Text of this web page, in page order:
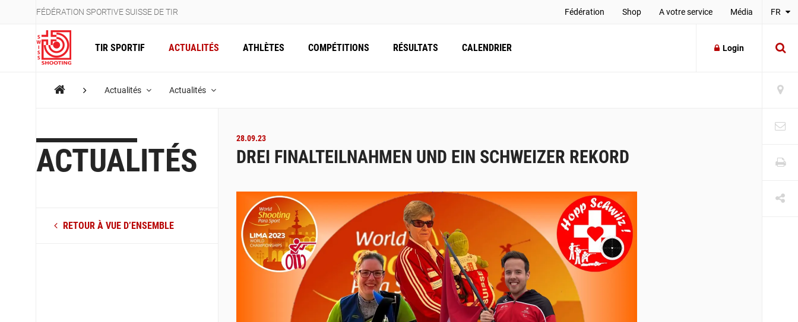
FÉDÉRATION SPORTIVE SUISSE DE TIR Fédération Shop A votre service Média FR
TIR SPORTIF ACTUALITÉS ATHLÈTES COMPÉTITIONS RÉSULTATS CALENDRIER Login
Actualités Actualités
ACTUALITÉS
RETOUR À VUE D’ENSEMBLE
28.09.23
DREI FINALTEILNAHMEN UND EIN SCHWEIZER REKORD